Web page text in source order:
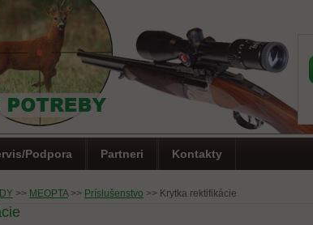
>> MEOPTA >> Príslušenstvo >> Krytka rektifikácie
Podpora Partneri Kontakty